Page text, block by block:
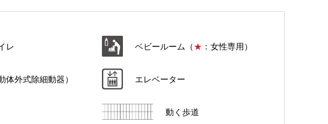
レ ベビールーム（★ ：女性専用）
体外式除細動器） エレベーター
動く歩道